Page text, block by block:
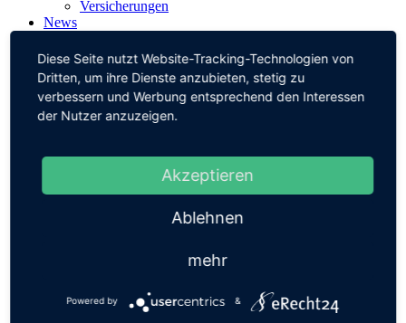
Versicherungen
News
Banking News
Fintech News
Krypto News
Payment News
Trading News
Geldanlage News
Nachhaltiges Banking
Trends & Innovationen
Statistiken & Infografiken
Tagesgeld News
Diese Seite nutzt Website-Tracking-Technologien von
Dritten, um ihre Dienste anzubieten, stetig zu
verbessern und Werbung entsprechend den Interessen
der Nutzer anzuzeigen.
Akzeptieren
Ablehnen
mehr
Powered by &